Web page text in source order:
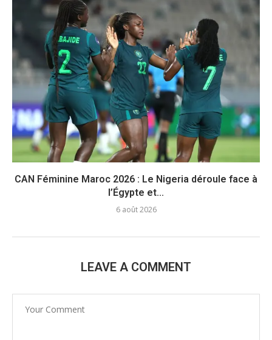
CAN Féminine Maroc 2026 : Le Nigeria déroule face à
l’Égypte et...
6 août 2026
LEAVE A COMMENT